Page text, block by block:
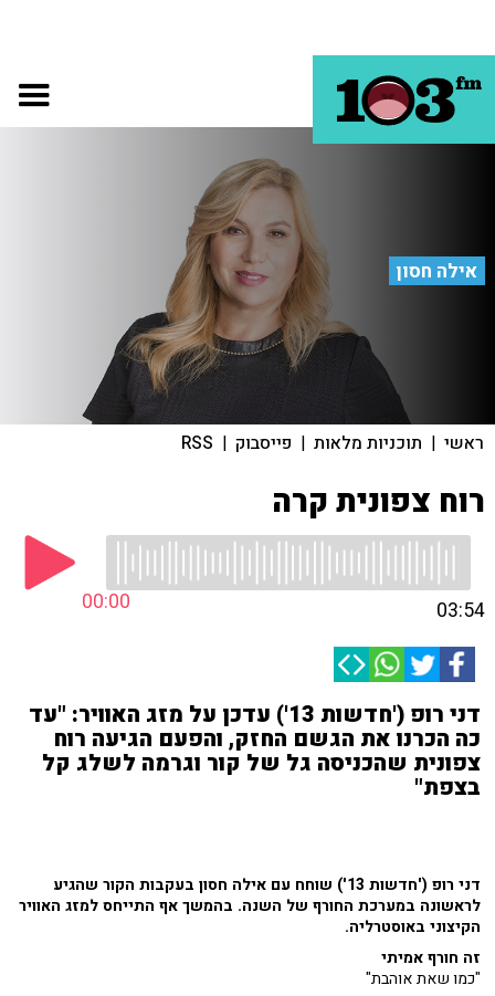
אילה חסון
ראשי | תוכניות מלאות | פייסבוק |
RSS
רוח צפונית קרה
00:00 03:54
דני רופ ('חדשות 13') עדכן על מזג האוויר: "עד
כה הכרנו את הגשם החזק, והפעם הגיעה רוח
צפונית שהכניסה גל של קור וגרמה לשלג קל
בצפת"
דני רופ ('חדשות 13') שוחח עם אילה חסון בעקבות הקור שהגיע
לראשונה במערכת החורף של השנה. בהמשך אף התייחס למזג האוויר
הקיצוני באוסטרליה.
זה חורף אמיתי
"כמו שאת אוהבת"